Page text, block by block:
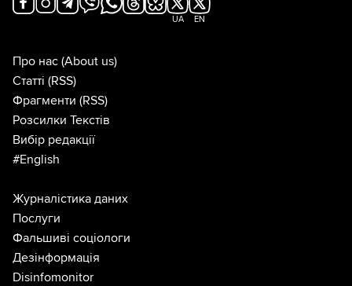
UA EN
Про нас (About us)
Статті (RSS)
Фрагменти (RSS)
Розсилки Текстів
Вибір редакції
#English
Журналістика даних
Послуги
Фальшиві соціологи
Дезінформація
Disinfomonitor